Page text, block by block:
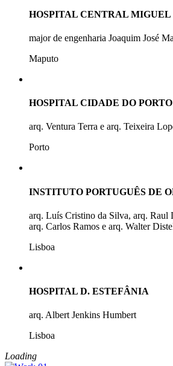
HOSPITAL CENTRAL
major de engenharia Joaquim José
Maputo
HOSPITAL CIDADE DO PORTO
arq. Ventura Terra e arq. Teixeira
Porto
INSTITUTO PORTUGUÊS DE
arq. Luís Cristino da Silva, arq. Raul
arq. Carlos Ramos e arq. Walter
Lisboa
HOSPITAL D. ESTEFÂNIA
arq. Albert Jenkins Humbert
Lisboa
Loading